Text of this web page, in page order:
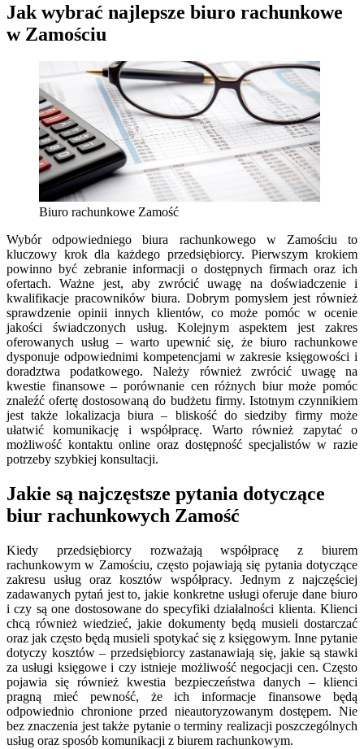
Jak wybrać najlepsze biuro rachunkowe
w Zamościu
Biuro rachunkowe Zamość
Wybór odpowiedniego biura rachunkowego w Zamościu to
kluczowy krok dla każdego przedsiębiorcy. Pierwszym krokiem
powinno być zebranie informacji o dostępnych firmach oraz ich
ofertach. Ważne jest, aby zwrócić uwagę na doświadczenie i
kwalifikacje pracowników biura. Dobrym pomysłem jest również
sprawdzenie opinii innych klientów, co może pomóc w ocenie
jakości świadczonych usług. Kolejnym aspektem jest zakres
oferowanych usług – warto upewnić się, że biuro rachunkowe
dysponuje odpowiednimi kompetencjami w zakresie księgowości i
doradztwa podatkowego. Należy również zwrócić uwagę na
kwestie finansowe – porównanie cen różnych biur może pomóc
znaleźć ofertę dostosowaną do budżetu firmy. Istotnym czynnikiem
jest także lokalizacja biura – bliskość do siedziby firmy może
ułatwić komunikację i współpracę. Warto również zapytać o
możliwość kontaktu online oraz dostępność specjalistów w razie
potrzeby szybkiej konsultacji.
Jakie są najczęstsze pytania dotyczące
biur rachunkowych Zamość
Kiedy przedsiębiorcy rozważają współpracę z biurem
rachunkowym w Zamościu, często pojawiają się pytania dotyczące
zakresu usług oraz kosztów współpracy. Jednym z najczęściej
zadawanych pytań jest to, jakie konkretne usługi oferuje dane biuro
i czy są one dostosowane do specyfiki działalności klienta. Klienci
chcą również wiedzieć, jakie dokumenty będą musieli dostarczać
oraz jak często będą musieli spotykać się z księgowym. Inne pytanie
dotyczy kosztów – przedsiębiorcy zastanawiają się, jakie są stawki
za usługi księgowe i czy istnieje możliwość negocjacji cen. Często
pojawia się również kwestia bezpieczeństwa danych – klienci
pragną mieć pewność, że ich informacje finansowe będą
odpowiednio chronione przed nieautoryzowanym dostępem. Nie
bez znaczenia jest także pytanie o terminy realizacji poszczególnych
usług oraz sposób komunikacji z biurem rachunkowym.